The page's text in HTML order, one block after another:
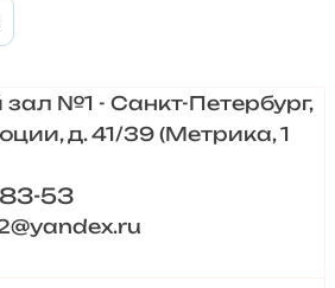
№1 - Санкт-Петербург,
д. 41/39 (Метрика, 1
53